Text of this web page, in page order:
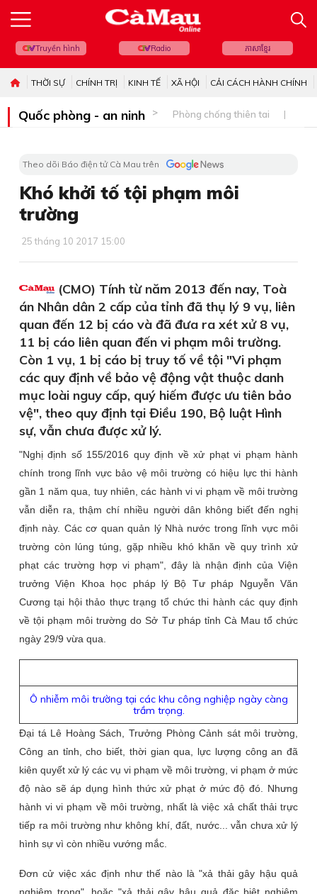
Truyền hình Radio ភាសាខ្មែរ
THỜI SỰ CHÍNH TRỊ KINH TẾ XÃ HỘI CẢI CÁCH HÀNH CHÍNH
Quốc phòng - an ninh Phòng chống thiên tai
Theo dõi Báo điện tử Cà Mau trên
Khó khởi tố tội phạm môi
trường
25 tháng 10 2017 15:00
(CMO) Tính từ năm 2013 đến nay, Toà
án Nhân dân 2 cấp của tỉnh đã thụ lý 9 vụ, liên
quan đến 12 bị cáo và đã đưa ra xét xử 8 vụ,
11 bị cáo liên quan đến vi phạm môi trường.
Còn 1 vụ, 1 bị cáo bị truy tố về tội "Vi phạm
các quy định về bảo vệ động vật thuộc danh
mục loài nguy cấp, quý hiếm được ưu tiên bảo
vệ", theo quy định tại Điều 190, Bộ luật Hình
sự, vẫn chưa được xử lý.
"Nghị định số 155/2016 quy định về xử phạt vi phạm hành
chính trong lĩnh vực bảo vệ môi trường có hiệu lực thi hành
gần 1 năm qua, tuy nhiên, các hành vi vi phạm về môi trường
vẫn diễn ra, thậm chí nhiều người dân không biết đến nghị
định này. Các cơ quan quản lý Nhà nước trong lĩnh vực môi
trường còn lúng túng, gặp nhiều khó khăn về quy trình xử
phạt các trường hợp vi phạm", đây là nhận định của Viện
trưởng Viện Khoa học pháp lý Bộ Tư pháp Nguyễn Văn
Cương tại hội thảo thực trạng tổ chức thi hành các quy định
về tội phạm môi trường do Sở Tư pháp tỉnh Cà Mau tổ chức
ngày 29/9 vừa qua.
Ô nhiễm môi trường tại các khu công nghiệp ngày càng
trầm trọng.
Đại tá Lê Hoàng Sách, Trưởng Phòng Cảnh sát môi trường,
Công an tỉnh, cho biết, thời gian qua, lực lượng công an đã
kiên quyết xử lý các vụ vi phạm về môi trường, vi phạm ở mức
độ nào sẽ áp dụng hình thức xử phạt ở mức độ đó. Nhưng
hành vi vi phạm về môi trường, nhất là việc xả chất thải trực
tiếp ra môi trường như không khí, đất, nước... vẫn chưa xử lý
hình sự vì còn nhiều vướng mắc.
Đơn cử việc xác định như thế nào là "xả thải gây hậu quả